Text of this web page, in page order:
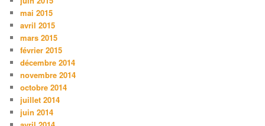
mai 2015
avril 2015
mars 2015
février 2015
décembre 2014
novembre 2014
octobre 2014
juillet 2014
juin 2014